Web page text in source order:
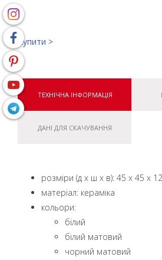
Купити >
ТЕХНІЧНА ІНФОРМАЦІЯ
ДАНІ ДЛЯ СКАЧУВАННЯ
розміри (д x ш x в): 45 x 45 x
матеріал: кераміка
кольори:
білий
білий матовий
чорний матовий